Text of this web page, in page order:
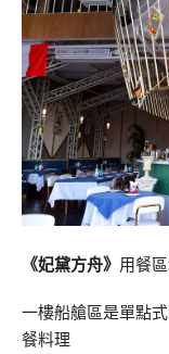
《妃黛方舟》 用餐
一樓船艙區是單點
餐料理